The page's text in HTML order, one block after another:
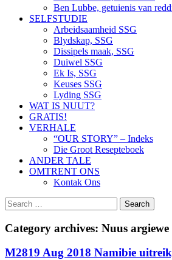
Ben Lubbe, getuienis van
SELFSTUDIE
Arbeidsaamheid SSG
Blydskap, SSG
Dissipels maak, SSG
Duiwel SSG
Ek Is, SSG
Keuses SSG
Lyding SSG
WAT IS NUUT?
GRATIS!
VERHALE
“OUR STORY” – Indeks
Die Groot Resepteboek
ANDER TALE
OMTRENT ONS
Kontak Ons
Search
for:
Category archives: Nuus argiewe
M2819 Aug 2018 Namibie